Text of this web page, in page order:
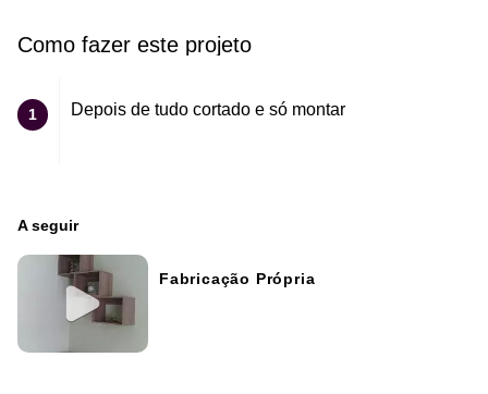
Como fazer este projeto
1 Depois de tudo cortado e só montar
A seguir
Fabricação Própria